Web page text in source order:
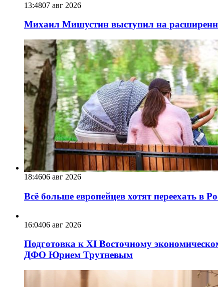
13:4807 авг 2026
Михаил Мишустин выступил на
18:4606 авг 2026
Всё больше европейцев хотят переехать в
16:0406 авг 2026
Подготовка к XI Восточному
ДФО Юрием Трутневым